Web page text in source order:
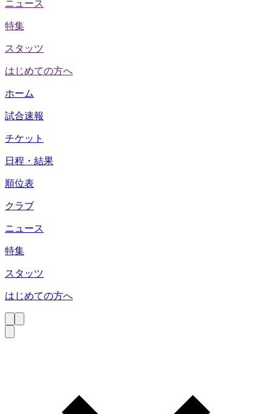
ニュース
特集
スタッツ
はじめての方へ
ホーム
試合速報
チケット
日程・結果
順位表
クラブ
ニュース
特集
スタッツ
はじめての方へ